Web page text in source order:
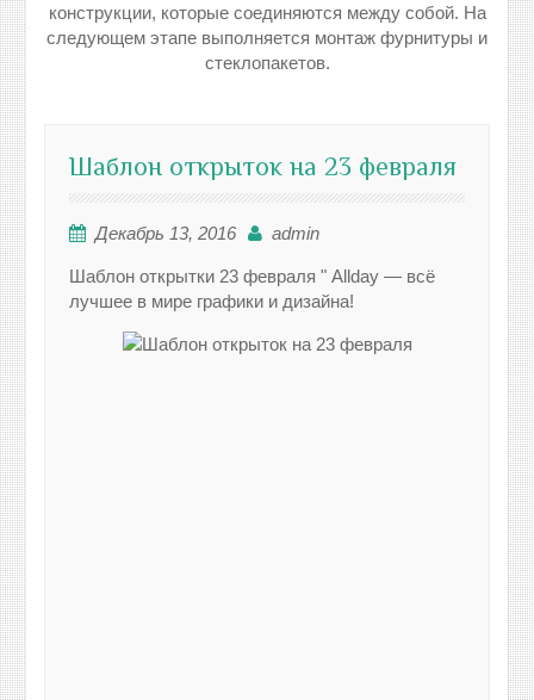
конструкции, которые соединяются между собой. На
следующем этапе выполняется монтаж фурнитуры и
стеклопакетов.
Шаблон открыток на 23 февраля
Декабрь 13, 2016 admin
Шаблон открытки 23 февраля " Allday — всё
лучшее в мире графики и дизайна!